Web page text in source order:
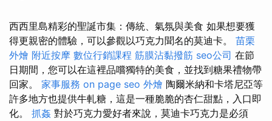
西西里島精彩的聖誕市集：傳統、氣氛與美食 如果想要獲
得更親密的體驗，可以參觀以巧克力聞名的莫迪卡。 苗栗
外燴 附近按摩 數位行銷課程 筋膜沾黏撥筋 seo公司 在節
日期間，您可以在這裡品嚐獨特的美食，並找到糖果禮物帶
回家。 家事服務 on page seo 外燴 陶爾米納和卡塔尼亞等
許多地方也提供牛軋糖，這是一種脆脆的杏仁甜點，入口即
化。 抓姦 對於巧克力愛好者來說，莫迪卡巧克力是必須